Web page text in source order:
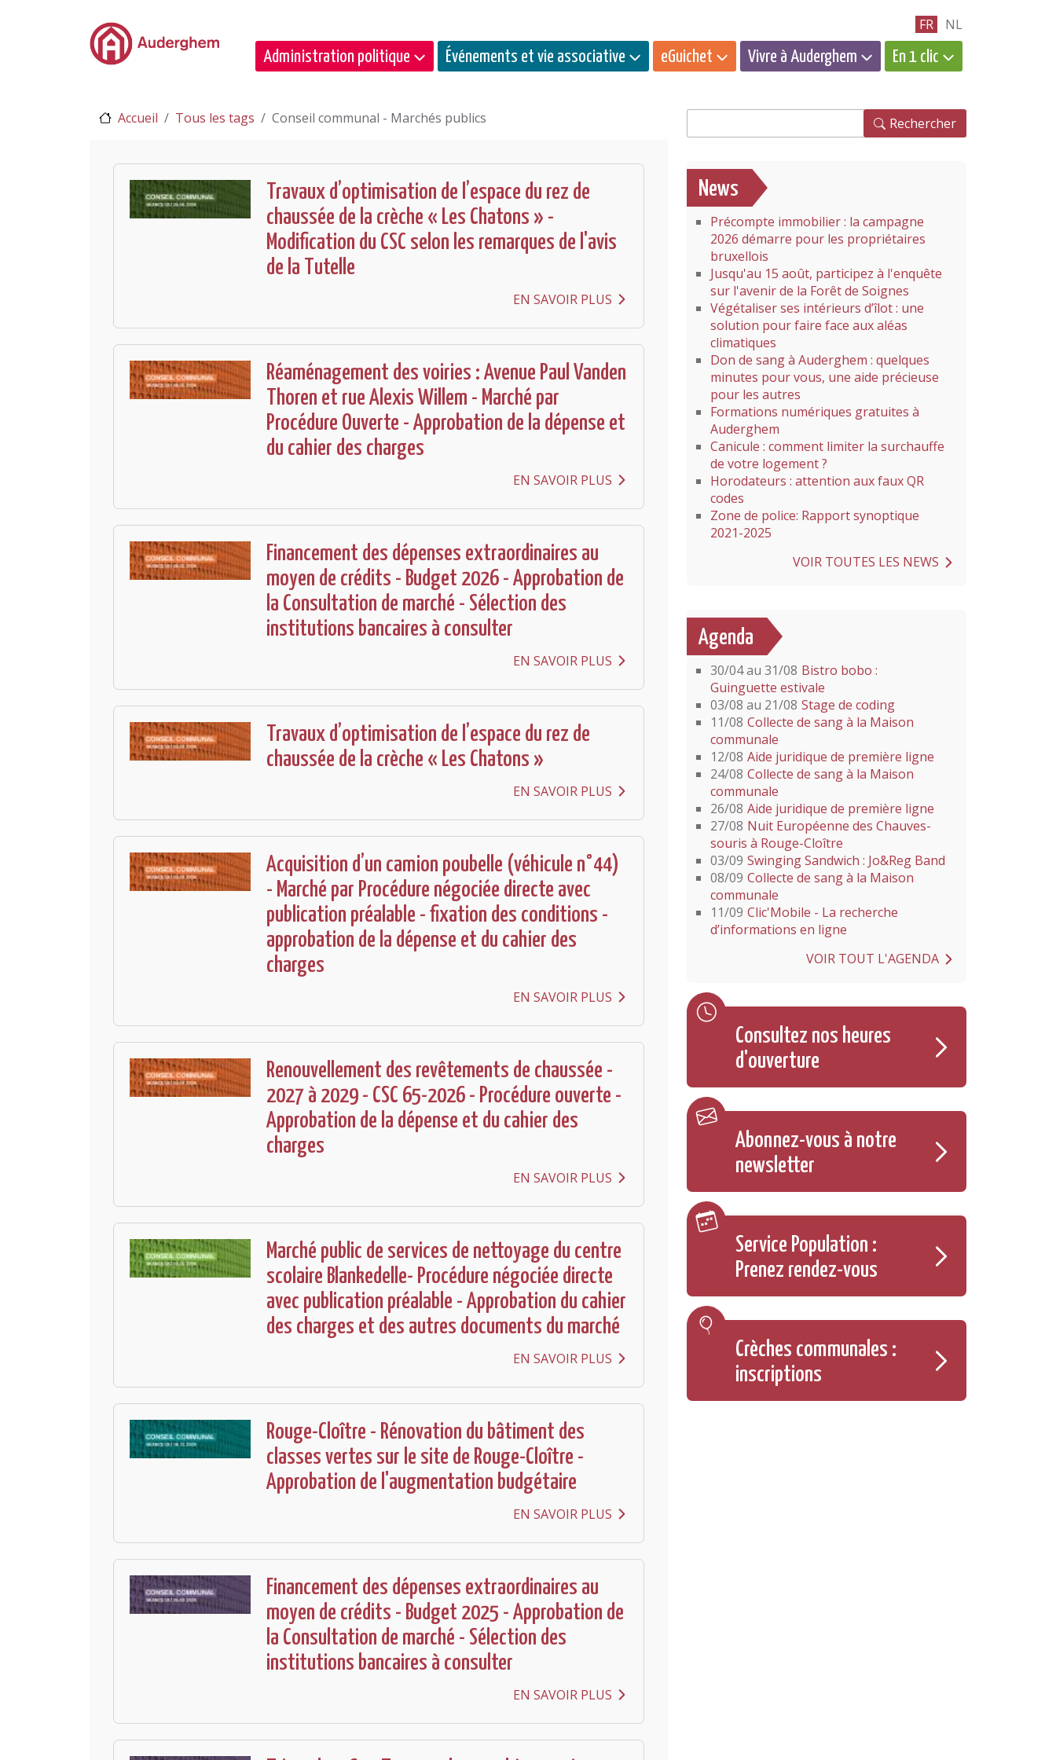
Passer au contenu principal FR NL
Administration politique Événements et vie associative eGuichet Vivre à Auderghem En 1 clic
Accueil Tous les tags Conseil communal - Marchés publics
Travaux d’optimisation de l’espace du rez de
chaussée de la crèche « Les Chatons » -
Modification du CSC selon les remarques de l'avis
de la Tutelle
EN SAVOIR PLUS
Réaménagement des voiries : Avenue Paul Vanden
Thoren et rue Alexis Willem - Marché par
Procédure Ouverte - Approbation de la dépense et
du cahier des charges
EN SAVOIR PLUS
Financement des dépenses extraordinaires au
moyen de crédits - Budget 2026 - Approbation de
la Consultation de marché - Sélection des
institutions bancaires à consulter
EN SAVOIR PLUS
Travaux d’optimisation de l’espace du rez de
chaussée de la crèche « Les Chatons »
EN SAVOIR PLUS
Acquisition d’un camion poubelle (véhicule n°44)
- Marché par Procédure négociée directe avec
publication préalable - fixation des conditions -
approbation de la dépense et du cahier des
charges
EN SAVOIR PLUS
Renouvellement des revêtements de chaussée -
2027 à 2029 - CSC 65-2026 - Procédure ouverte -
Approbation de la dépense et du cahier des
charges
EN SAVOIR PLUS
Marché public de services de nettoyage du centre
scolaire Blankedelle- Procédure négociée directe
avec publication préalable - Approbation du cahier
des charges et des autres documents du marché
EN SAVOIR PLUS
Rouge-Cloître - Rénovation du bâtiment des
classes vertes sur le site de Rouge-Cloître -
Approbation de l'augmentation budgétaire
EN SAVOIR PLUS
Financement des dépenses extraordinaires au
moyen de crédits - Budget 2025 - Approbation de
la Consultation de marché - Sélection des
institutions bancaires à consulter
EN SAVOIR PLUS
Rechercher
News
Précompte immobilier : la campagne
2026 démarre pour les propriétaires
bruxellois
Jusqu'au 15 août, participez à l'enquête
sur l'avenir de la Forêt de Soignes
Végétaliser ses intérieurs d’îlot : une
solution pour faire face aux aléas
climatiques
Don de sang à Auderghem : quelques
minutes pour vous, une aide précieuse
pour les autres
Formations numériques gratuites à
Auderghem
Canicule : comment limiter la surchauffe
de votre logement ?
Horodateurs : attention aux faux QR
codes
Zone de police: Rapport synoptique
2021-2025
VOIR TOUTES LES NEWS
Agenda
30/04 au 31/08 Bistro bobo :
Guinguette estivale
03/08 au 21/08 Stage de coding
11/08 Collecte de sang à la Maison
communale
12/08 Aide juridique de première ligne
24/08 Collecte de sang à la Maison
communale
26/08 Aide juridique de première ligne
27/08 Nuit Européenne des Chauves-
souris à Rouge-Cloître
03/09 Swinging Sandwich : Jo&Reg Band
08/09 Collecte de sang à la Maison
communale
11/09 Clic'Mobile - La recherche
d’informations en ligne
VOIR TOUT L'AGENDA
Consultez nos heures
d'ouverture
Abonnez-vous à notre
newsletter
Service Population :
Prenez rendez-vous
Crèches communales :
inscriptions